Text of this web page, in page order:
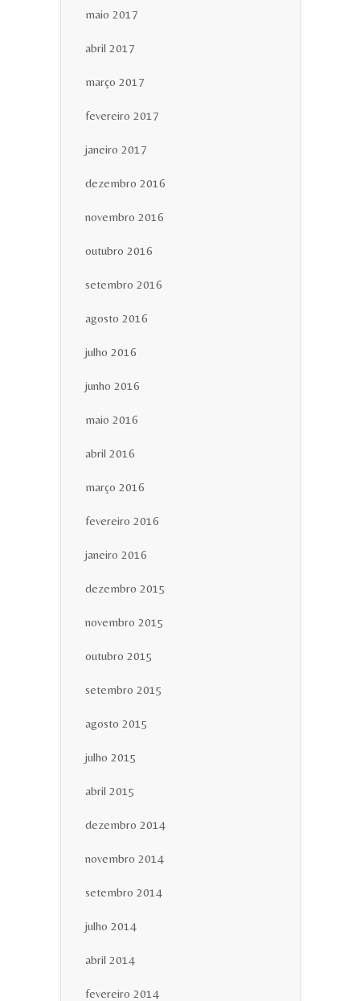
maio 2017
abril 2017
março 2017
fevereiro 2017
janeiro 2017
dezembro 2016
novembro 2016
outubro 2016
setembro 2016
agosto 2016
julho 2016
junho 2016
maio 2016
abril 2016
março 2016
fevereiro 2016
janeiro 2016
dezembro 2015
novembro 2015
outubro 2015
setembro 2015
agosto 2015
julho 2015
abril 2015
dezembro 2014
novembro 2014
setembro 2014
julho 2014
abril 2014
fevereiro 2014